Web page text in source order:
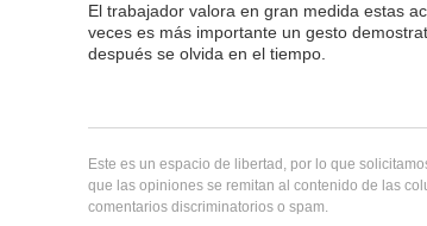
El trabajador valora en gran medida estas
veces es más importante un gesto
después se olvida en el tiempo.
Este es un espacio de libertad, por lo que
que las opiniones se remitan al contenido de las
comentarios discriminatorios o spam.